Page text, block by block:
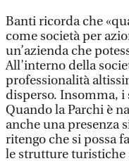
Banti ricorda che
come società per
un’azienda che
All’interno della
professionalità
disperso. Insomma,
Quando la Parchi è
anche una presenza
ritengo che si possa
le strutture turistiche